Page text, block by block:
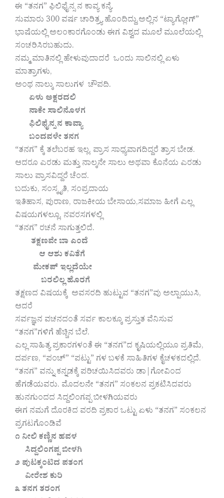
ಈ “ತನಗ” ಫಿಲಿಫೈನ್ಸ ನ ಕಾವ್ಯ ಕನ್ಯೆ.
ಸುಮಾರು 300 ವರ್ಷ ಚಾರಿತ್ರ್ಯ ಹೊಂದಿದ್ದು,ಅಲ್ಲಿನ “ಟ್ಯಾಗ್ಲೋಗ್”
ಭಾಷೆಯಲ್ಲಿ ಅಲಂಕಾರಗೊಂಡು ಈಗ ವಿಶ್ವದ ಮೂಲೆ ಮೂಲೆಯಲ್ಲಿ
ಸಂಚರಿಸಿರಬಹುದು.
ನಮ್ಮ ಮಾತಿನಲ್ಲಿ ಹೇಳುವುದಾದರೆ ಒಂದು ಸಾಲಿನಲ್ಲಿ ಏಳು
ಮಾತ್ರಾಗಳು,
ಅಂಥ ನಾಲ್ಕು ಸಾಲುಗಳ ಚೌಪದಿ.
ಏಳು ಅಕ್ಷರದಲಿ
ನಾಕೇ ಸಾಲಿನೊಳಗ
ಫಿಲಿಫೈನ್ಸ ನ ಕಾವ್ಯಾ
ಬಂದವಳೇ ತನಗ
“ತನಗ” ಕ್ಕೆ ತಲೆಬರಹ ಇಲ್ಲ. ಪ್ರಾಸ ಸಾಧ್ಯವಾಗದಿದ್ದರೆ ತ್ರಾಸ ಬೇಡ.
ಆದರೂ ಎರಡು ಮತ್ತು ನಾಲ್ಕನೇ ಸಾಲು ಅಥವಾ ಕೊನೆಯ ಎರಡು
ಸಾಲು ಪ್ರಾಸವಿದ್ದರೆ ಚೆಂದ.
ಬದುಕು, ಸಂಸ್ಕೃತಿ, ಸಂಪ್ರದಾಯ
ಇತಿಹಾಸ, ಪುರಾಣ, ರಾಜಕೀಯ ಬೇಸಾಯ,ಸಮಾಜ ಹೀಗೆ ಎಲ್ಲ
ವಿಷಯಗಳಲ್ಲೂ, ನವರಸಗಳಲ್ಲಿ
“ತನಗ” ರಚನೆ ಸಾಗುತ್ತಲಿದೆ.
ತಕ್ಷಣವೇ ಬಾ ಎಂದೆ
ಆ ಆಶು ಕವಿತೆಗೆ
ಮೇಕಪ್ ಇಲ್ಲದೆಯೇ
ಬರಲಿಲ್ಲ ಹೊರಗೆ
ತಕ್ಷಣದ ವಿಷಯಕ್ಕೆ ಅವಸರದಿ ಹುಟ್ಟುವ “ತನಗ”ವು ಅಲ್ಪಾಯುಸಿ,
ಆದರೆ
ಸರ್ವಜ್ಞನ ವಚನದಂತೆ ಸರ್ವ ಕಾಲಕ್ಕೂ ಪ್ರಸ್ತುತ ವೆನಿಸುವ
“ತನಗ”ಗಳಿಗೆ ಹೆಚ್ಚಿನ ಬೆಲೆ.
ಎಲ್ಲ ಸಾಹಿತ್ಯ ಪ್ರಕಾರಗಳಂತೆ ಈ “ತನಗ”ದ ಕೃಷಿಯಲ್ಲಿಯೂ ಪ್ರತಿಮೆ,
ದರ್ಪಣ, “ಪಂಚ್” “ಪಟ್ಟು” ಗಳ ಬಳಕೆ ಸಾಹಿತಿಗಳ ಕೈಚಳಕದಲ್ಲಿದೆ.
“ತನಗ” ವನ್ನು ಕನ್ನಡಕ್ಕೆ ಪರಿಚಯಿಸಿದವರು ಡಾ|ಗೋವಿಂದ
ಹೆಗಡೆಯವರು. ಮೊದಲನೇ “ತನಗ” ಸಂಕಲನ ಪ್ರಕಟಿಸಿದವರು
ಹುನಗುಂದದ ಸಿದ್ದಲಿಂಗಪ್ಪ ಬೀಳಗಿಯವರು
ಈಗ ನಮಗೆ ದೊರಕಿದ ವರದಿ ಪ್ರಕಾರ ಒಟ್ಟು ಏಳು “ತನಗ” ಸಂಕಲನ
ಪ್ರಗಟಗೊಂಡಿವೆ
೧ ನೀಲಿ ಕಣ್ಣಿನ ಹವಳ
ಸಿದ್ದಲಿಂಗಪ್ಪ ಬೀಳಗಿ
೨ ಪುಟಕ್ಕಂಟಿದ ಪತಂಗ
ವೀರೇಶ ಕುರಿ
೩ ತನಗ ತರಂಗ